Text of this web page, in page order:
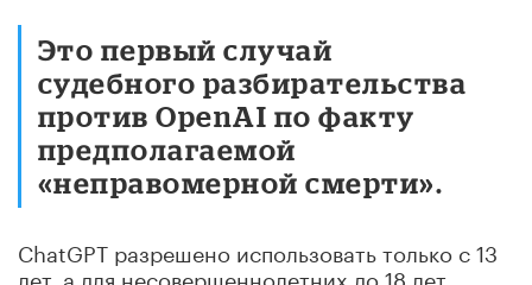
Это первый случай
судебного разбирательства
против OpenAI по факту
предполагаемой
«неправомерной смерти».
ChatGPT разрешено использовать только с 13
лет, а для несовершеннолетних до 18 лет